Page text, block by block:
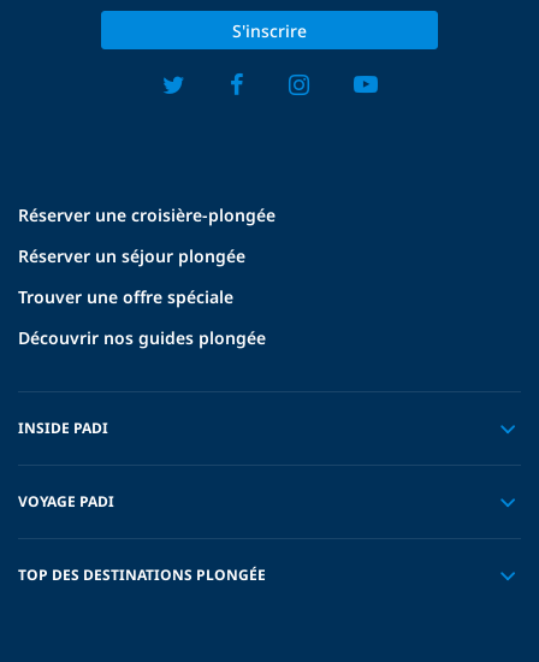
Réserver une croisière-plongée
Réserver un séjour plongée
Trouver une offre spéciale
Découvrir nos guides plongée
INSIDE PADI
VOYAGE PADI
TOP DES DESTINATIONS PLONGÉE
S'inscrire